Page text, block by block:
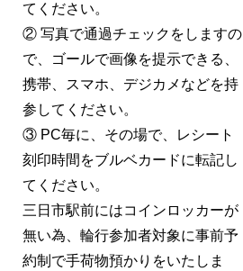
てください。
② 写真で通過チェックをしますの
で、ゴールで画像を提示できる、
携帯、スマホ、デジカメなどを持
参してください。
③ PC毎に、その場で、レシート
刻印時間をブルベカードに転記し
てください。
三日市駅前にはコインロッカーが
無い為、輪行参加者対象に事前予
約制で手荷物預かりをいたしま